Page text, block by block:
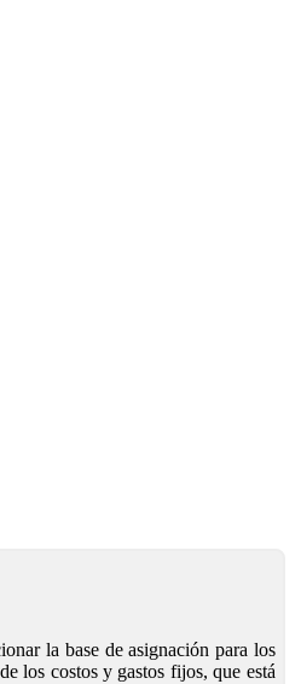
la base de asignación para los
los costos y gastos fijos, que está